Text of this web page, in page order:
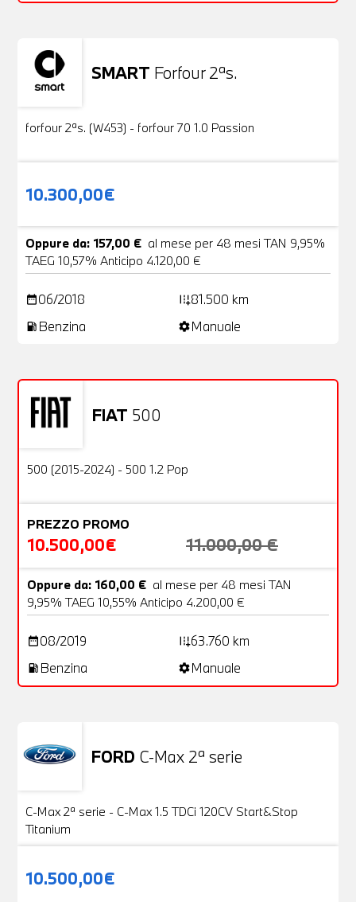
SMART Forfour 2ªs.
Usato
forfour 2ªs. (W453) - forfour 70 1.0 Passion
10.300,00€
Oppure da: 157,00 € al mese per 48 mesi TAN 9,95%
TAEG 10,57% Anticipo 4.120,00 €
date_range06/2018 add_road81.500 km
local_gas_station Benzina settingsManuale
FIAT 500
OFFERTA
Usato
500 (2015-2024) - 500 1.2 Pop
PREZZO PROMO
10.500,00€ 11.000,00 €
Oppure da: 160,00 € al mese per 48 mesi TAN
9,95% TAEG 10,55% Anticipo 4.200,00 €
date_range08/2019 add_road63.760 km
local_gas_station Benzina settingsManuale
FORD C-Max 2ª serie
VENDUTA
C-Max 2ª serie - C-Max 1.5 TDCi 120CV Start&Stop
Titanium
10.500,00€